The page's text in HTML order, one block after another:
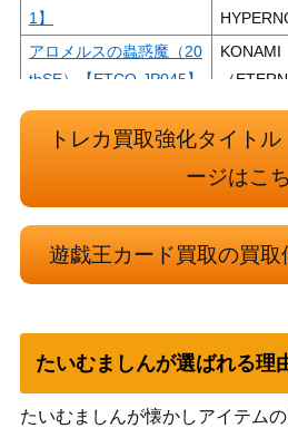
1】
アロメルスの蟲惑魔（20
thSE）【ETCO-JP045】
KONAMI
（
三戦の才(プリズマティ
ック）ROTD
KONAMI
（RISE
h）【SUDA-JP036】
（
氷水帝エジル・ラーン
0】
コナミ
ACCESS
トレカ買取強化タイト
ージはこ
遊戯王カード買取の買取
たいむましんが選ばれる理
たいむましんが懐かしアイテム